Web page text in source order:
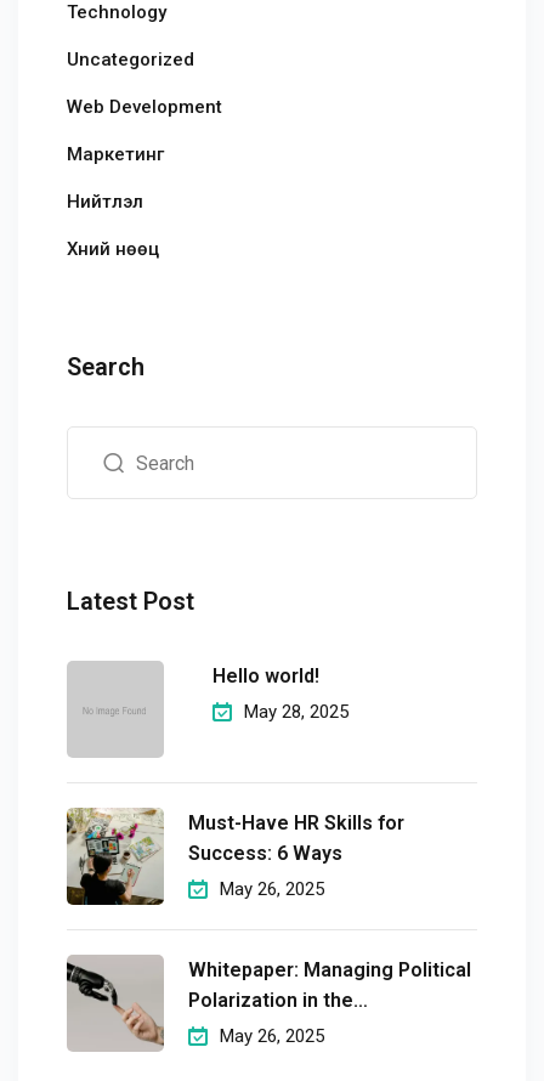
Technology
Uncategorized
Web Development
Маркетинг
Нийтлэл
Хүний нөөц
Search
Latest Post
Hello world!
May 28, 2025
Must-Have HR Skills for
Success: 6 Ways
May 26, 2025
Whitepaper: Managing Political
Polarization in the
Workplaceмэргэшсэн
May 26, 2025